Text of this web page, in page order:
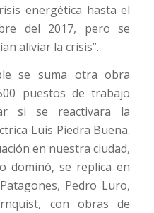
energética hasta el
del 2017, pero se
aliviar la crisis”.
se suma otra obra
puestos de trabajo
si se reactivara la
Luis Piedra Buena.
en nuestra ciudad,
dominó, se replica en
Pedro Luro,
con obras de